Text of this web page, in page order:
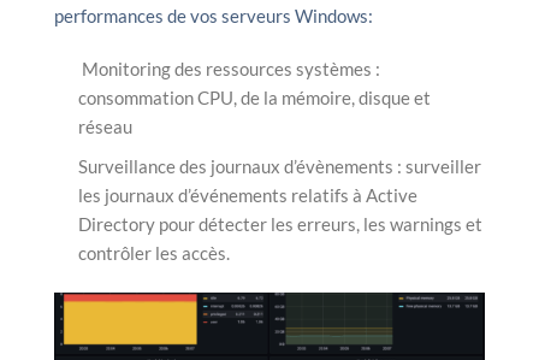
performances de vos serveurs Windows:
Monitoring des ressources systèmes :
consommation CPU, de la mémoire, disque et
réseau
Surveillance des journaux d’évènements : surveiller
les journaux d’événements relatifs à Active
Directory pour détecter les erreurs, les warnings et
contrôler les accès.